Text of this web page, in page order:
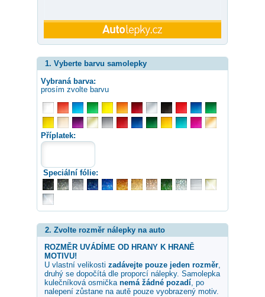
1. Vyberte barvu samolepky
Vybraná barva:
prosím zvolte barvu
Příplatek:
Speciální fólie:
2. Zvolte rozměr nálepky na auto
ROZMĚR UVÁDÍME OD HRANY K HRANĚ
MOTIVU!
U vlastní velikosti zadávejte pouze jeden rozměr,
druhý se dopočítá dle proporcí nálepky. Samolepka
kulečníková osmička nemá žádné pozadí, po
nalepení zůstane na autě pouze vyobrazený motiv.